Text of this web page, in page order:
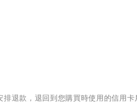
退款，退回到您購買時使用的信用卡